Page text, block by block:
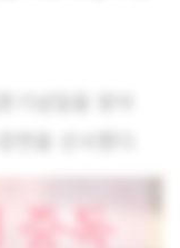
기념일을 맞아
면을 선사했다.